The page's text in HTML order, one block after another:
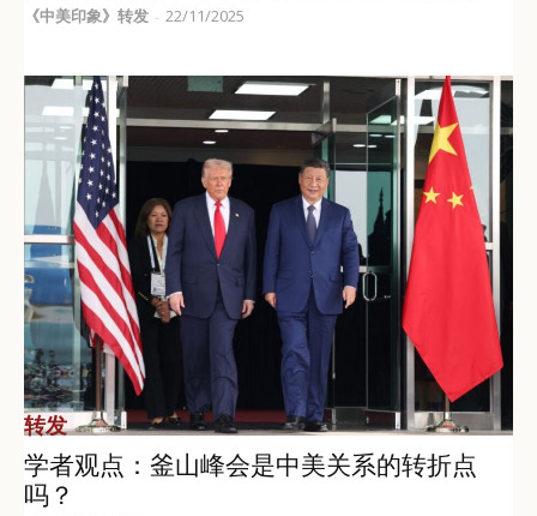
《中美印象》转发 - 22/11/2025
转发
学者观点：釜山峰会是中美关系的转折点
吗？